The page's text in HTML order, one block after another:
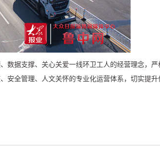
数据支撑、关心关爱一线环卫工人的经营理念，
安全管理、人文关怀的专业化运营体系，切实提